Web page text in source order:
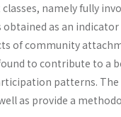
namely fully
as an
of community
to contribute to a
patterns.
as provide a